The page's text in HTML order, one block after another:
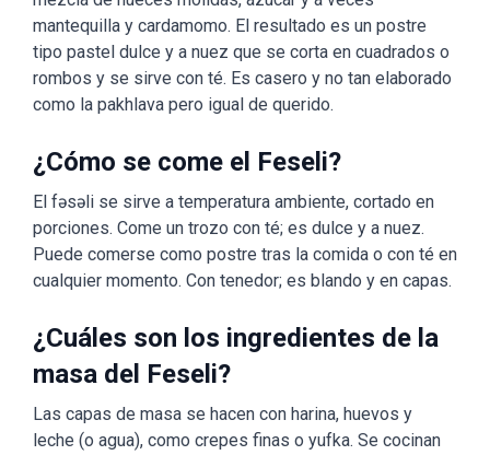
mantequilla y cardamomo. El resultado es un postre
tipo pastel dulce y a nuez que se corta en cuadrados o
rombos y se sirve con té. Es casero y no tan elaborado
como la pakhlava pero igual de querido.
¿Cómo se come el Feseli?
El fəsəli se sirve a temperatura ambiente, cortado en
porciones. Come un trozo con té; es dulce y a nuez.
Puede comerse como postre tras la comida o con té en
cualquier momento. Con tenedor; es blando y en capas.
¿Cuáles son los ingredientes de la
masa del Feseli?
Las capas de masa se hacen con harina, huevos y
leche (o agua), como crepes finas o yufka. Se cocinan